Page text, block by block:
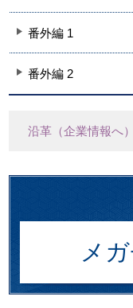
番外編 1
番外編 2
沿革（企業情報へ）
メ